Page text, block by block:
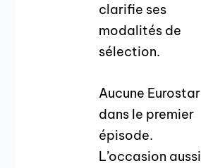
clarifie ses
modalités de
sélection.
Aucune Eurostar
dans le premier
épisode.
L’occasion aussi